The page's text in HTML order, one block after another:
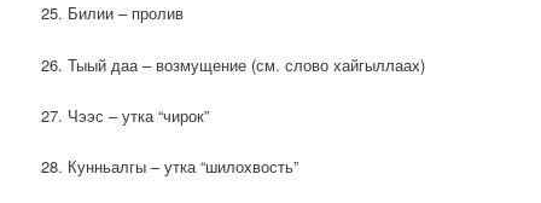
25. Билии – пролив
26. Тыый даа – возмущение (см. слово хайгыллаах)
27. Чээс – утка “чирок”
28. Кунньалгы – утка “шилохвость”